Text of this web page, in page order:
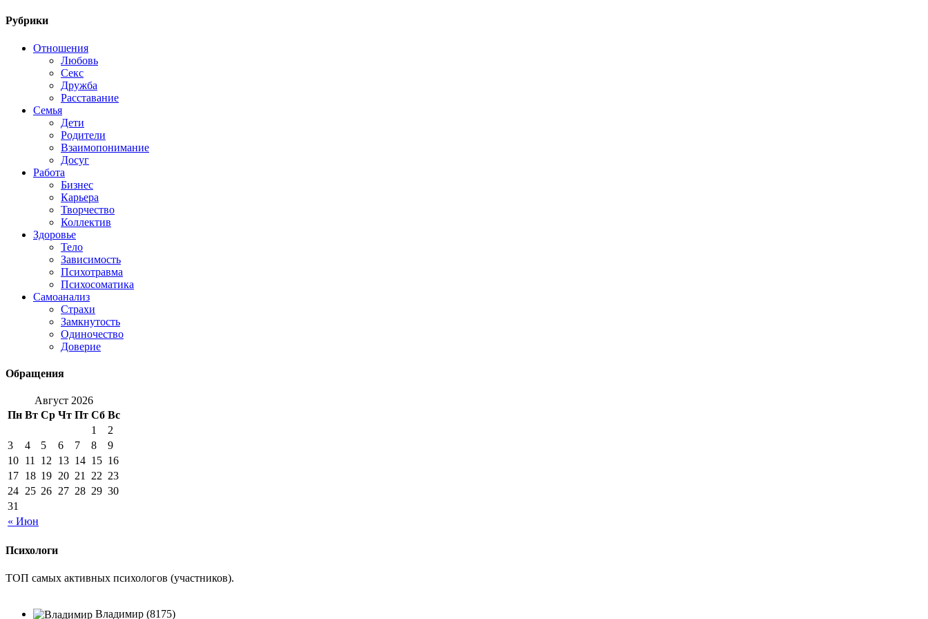
Рубрики
Отношения
Любовь
Секс
Дружба
Расставание
Семья
Дети
Родители
Взаимопонимание
Досуг
Работа
Бизнес
Карьера
Творчество
Коллектив
Здоровье
Тело
Зависимость
Психотравма
Психосоматика
Самоанализ
Страхи
Замкнутость
Одиночество
Доверие
Обращения
Август 2026
Пн Вт Ср Чт Пт Сб Вс
« Июн
1
2
3
4 5 6 7 8
9
10 11 12 13 14 15 16
17 18 19 20 21 22 23
24 25 26 27 28 29 30
31
Психологи
ТОП самых активных психологов (участников).
Владимир (8175)